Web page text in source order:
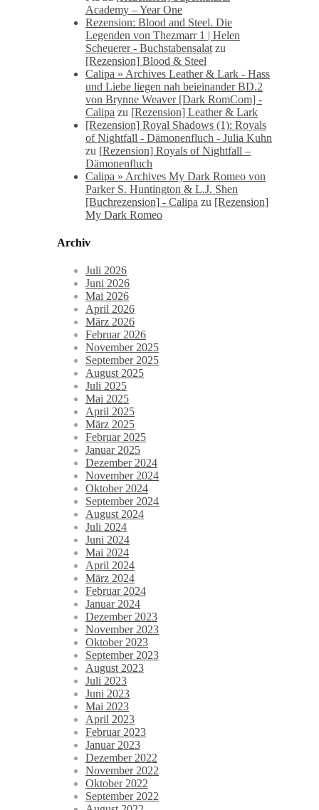
Academy – Year One
Rezension: Blood and Steel. Die
Legenden von Thezmarr 1 | Helen
Scheuerer - Buchstabensalat zu
[Rezension] Blood & Steel
Calipa » Archives Leather & Lark - Hass
und Liebe liegen nah beieinander BD.2
von Brynne Weaver [Dark RomCom] -
Calipa zu [Rezension] Leather & Lark
[Rezension] Royal Shadows (1): Royals
of Nightfall - Dämonenfluch - Julia Kuhn
zu [Rezension] Royals of Nightfall –
Dämonenfluch
Calipa » Archives My Dark Romeo von
Parker S. Huntington & L.J. Shen
[Buchrezension] - Calipa zu [Rezension]
My Dark Romeo
Archiv
Juli 2026
Juni 2026
Mai 2026
April 2026
März 2026
Februar 2026
November 2025
September 2025
August 2025
Juli 2025
Mai 2025
April 2025
März 2025
Februar 2025
Januar 2025
Dezember 2024
November 2024
Oktober 2024
September 2024
August 2024
Juli 2024
Juni 2024
Mai 2024
April 2024
März 2024
Februar 2024
Januar 2024
Dezember 2023
November 2023
Oktober 2023
September 2023
August 2023
Juli 2023
Juni 2023
Mai 2023
April 2023
Februar 2023
Januar 2023
Dezember 2022
November 2022
Oktober 2022
September 2022